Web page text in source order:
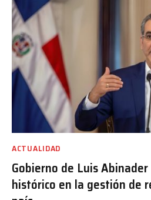
ACTUALIDAD
Gobierno de Luis
histórico en la gestión de